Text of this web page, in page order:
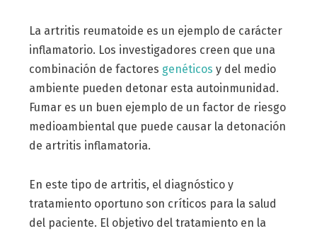
La artritis reumatoide es un ejemplo de carácter
inflamatorio. Los investigadores creen que una
combinación de factores genéticos y del medio
ambiente pueden detonar esta autoinmunidad.
Fumar es un buen ejemplo de un factor de riesgo
medioambiental que puede causar la detonación
de artritis inflamatoria.
En este tipo de artritis, el diagnóstico y
tratamiento oportuno son críticos para la salud
del paciente. El objetivo del tratamiento en la